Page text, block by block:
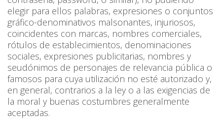
elegir para ellos palabras, expresiones o conjuntos
gráfico-denominativos malsonantes, injuriosos,
coincidentes con marcas, nombres comerciales,
rótulos de establecimientos, denominaciones
sociales, expresiones publicitarias, nombres y
seudónimos de personajes de relevancia pública o
famosos para cuya utilización no esté autorizado y,
en general, contrarios a la ley o a las exigencias de
la moral y buenas costumbres generalmente
aceptadas.